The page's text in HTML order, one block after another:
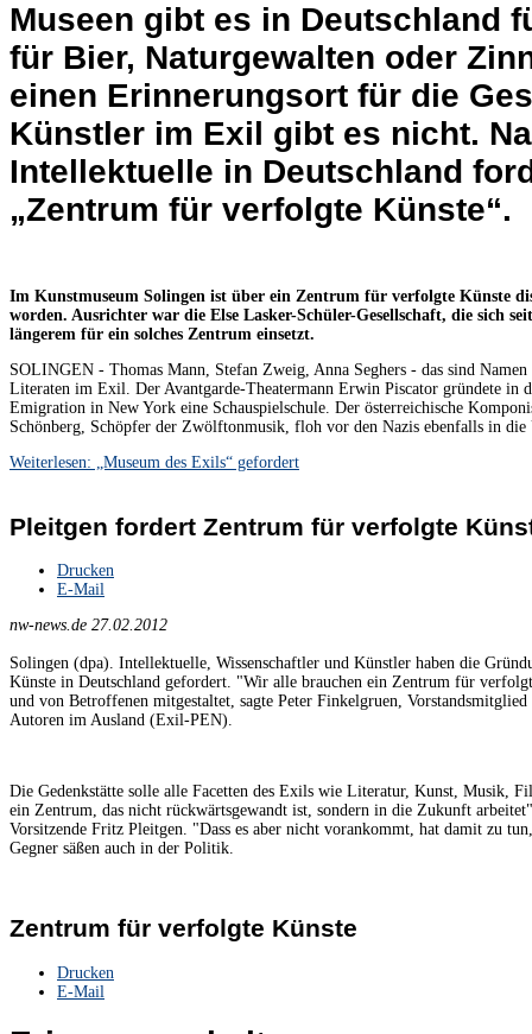
Museen gibt es in Deutschland
für Bier, Naturgewalten oder
einen Erinnerungsort für die
Künstler im Exil gibt es nicht.
Intellektuelle in Deutschland
„Zentrum für verfolgte Künste“.
Im Kunstmuseum Solingen ist über ein Zentrum für verfolgte Künste
worden. Ausrichter war die Else Lasker-Schüler-Gesellschaft, die sich seit
längerem für ein solches Zentrum einsetzt.
SOLINGEN - Thomas Mann, Stefan Zweig, Anna Seghers - das sind Namen
Literaten im Exil. Der Avantgarde-Theatermann Erwin Piscator gründete in
Emigration in New York eine Schauspielschule. Der österreichische
Schönberg, Schöpfer der Zwölftonmusik, floh vor den Nazis ebenfalls in die
Weiterlesen: „Museum des Exils“ gefordert
Pleitgen fordert Zentrum für verfolgte
Drucken
E-Mail
nw-news.de 27.02.2012
Solingen (dpa). Intellektuelle, Wissenschaftler und Künstler haben die
Künste in Deutschland gefordert. "Wir alle brauchen ein Zentrum für
und von Betroffenen mitgestaltet, sagte Peter Finkelgruen,
Autoren im Ausland (Exil-PEN).
Die Gedenkstätte solle alle Facetten des Exils wie Literatur, Kunst, Musik,
ein Zentrum, das nicht rückwärtsgewandt ist, sondern in die Zukunft
Vorsitzende Fritz Pleitgen. "Dass es aber nicht vorankommt, hat damit zu
Gegner säßen auch in der Politik.
Zentrum für verfolgte Künste
Drucken
E-Mail